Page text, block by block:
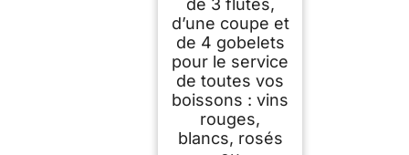
de 3 flûtes,
d’une coupe et
de 4 gobelets
pour le service
de toutes vos
boissons : vins
rouges,
blancs, rosés